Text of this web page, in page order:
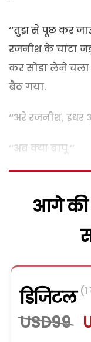
‘‘तुझ से पूछ कर
रजनीश के चांटा
कर सोडा लेने चला
बैठ गया.
‘‘अरे रजनीश, इधर
‘‘अब क्या बापू ’’
आगे की
डिजिटल
USD99